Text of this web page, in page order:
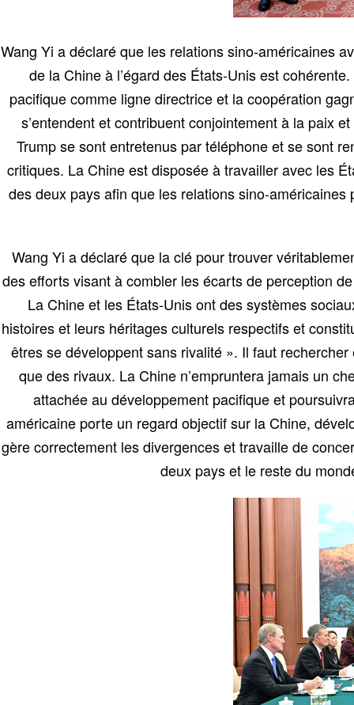
Wang Yi a déclaré que les relations sino-américaines
de la Chine à l’égard des États-Unis est
pacifique comme ligne directrice et la coopération
s’entendent et contribuent conjointement à la paix
Trump se sont entretenus par téléphone et se sont
critiques. La Chine est disposée à travailler avec les
des deux pays afin que les relations sino-
Wang Yi a déclaré que la clé pour trouver
des efforts visant à combler les écarts de perception
La Chine et les États-Unis ont des systèmes
histoires et leurs héritages culturels respectifs et
êtres se développent sans rivalité ». Il faut
que des rivaux. La Chine n’empruntera jamais un
attachée au développement pacifique et
américaine porte un regard objectif sur la Chine,
gère correctement les divergences et travaille de
deux pays et le reste du